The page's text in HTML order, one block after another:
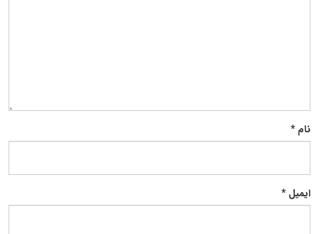
نام*
ایمیل*